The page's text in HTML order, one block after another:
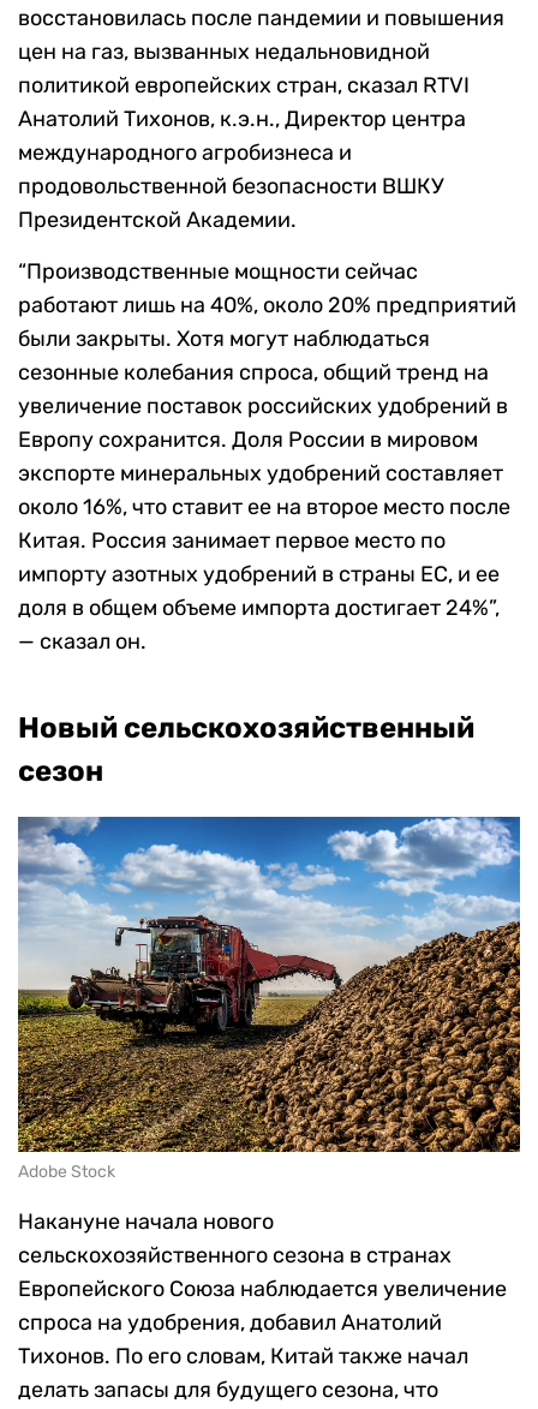
восстановилась после пандемии и повышения
цен на газ, вызванных недальновидной
политикой европейских стран, сказал RTVI
Анатолий Тихонов, к.э.н., Директор центра
международного агробизнеса и
продовольственной безопасности ВШКУ
Президентской Академии.
“Производственные мощности сейчас
работают лишь на 40%, около 20% предприятий
были закрыты. Хотя могут наблюдаться
сезонные колебания спроса, общий тренд на
увеличение поставок российских удобрений в
Европу сохранится. Доля России в мировом
экспорте минеральных удобрений составляет
около 16%, что ставит ее на второе место после
Китая. Россия занимает первое место по
импорту азотных удобрений в страны ЕС, и ее
доля в общем объеме импорта достигает 24%”,
— сказал он.
Новый сельскохозяйственный
сезон
Adobe Stock
Накануне начала нового
сельскохозяйственного сезона в странах
Европейского Союза наблюдается увеличение
спроса на удобрения, добавил Анатолий
Тихонов. По его словам, Китай также начал
делать запасы для будущего сезона, что